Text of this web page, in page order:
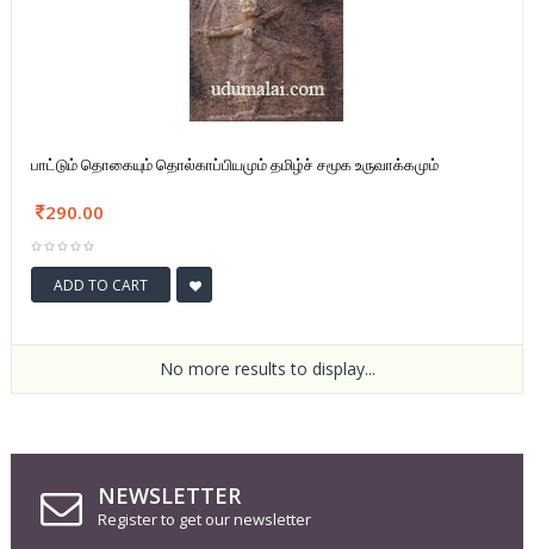
பாட்டும் தொகையும் தொல்காப்பியமும் தமிழ்ச் சமூக உருவாக்கமும்
290.00
ADD TO CART
No more results to display...
NEWSLETTER
Register to get our newsletter